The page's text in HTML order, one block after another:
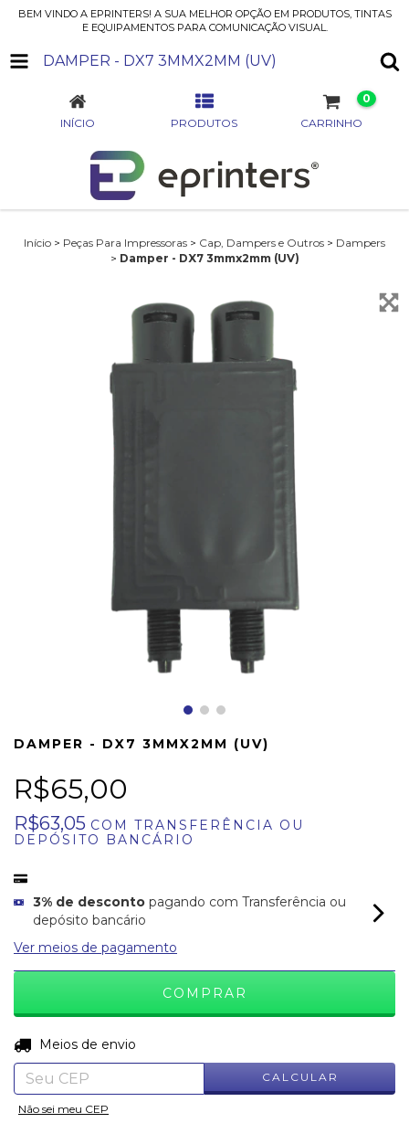
BEM VINDO A EPRINTERS! A SUA MELHOR OPÇÃO EM PRODUTOS, TINTAS
E EQUIPAMENTOS PARA COMUNICAÇÃO VISUAL.
DAMPER - DX7 3MMX2MM (UV)
INÍCIO PRODUTOS CARRINHO
0
Início > Peças Para Impressoras > Cap, Dampers e Outros > Dampers
> Damper - DX7 3mmx2mm (UV)
DAMPER - DX7 3MMX2MM (UV)
R$65,00
R$63,05 COM
TRANSFERÊNCIA OU
DEPÓSITO BANCÁRIO
3% de desconto pagando com Transferência ou
depósito bancário
Ver meios de pagamento
Entregas para o CEP:
Meios de envio
CALCULAR
Não sei meu CEP